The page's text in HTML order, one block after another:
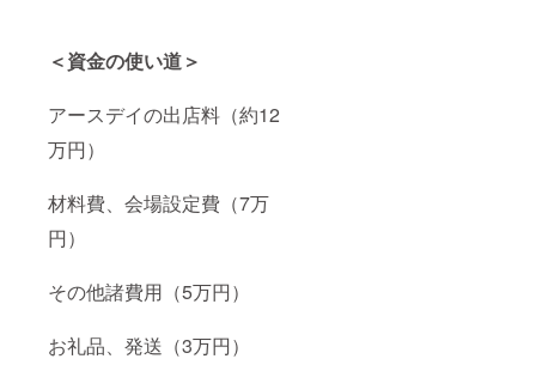
＜資金の使い道＞
アースデイの出店料（約12
万円）
材料費、会場設定費（7万
円）
その他諸費用（5万円）
お礼品、発送（3万円）